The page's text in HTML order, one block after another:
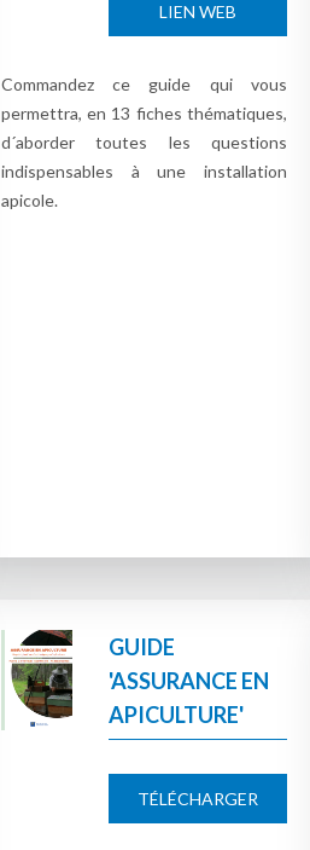
LIEN WEB
Commandez ce guide qui vous
permettra, en 13 fiches thématiques,
d´aborder toutes les questions
indispensables à une installation
apicole.
GUIDE
'ASSURANCE EN
APICULTURE'
TÉLÉCHARGER